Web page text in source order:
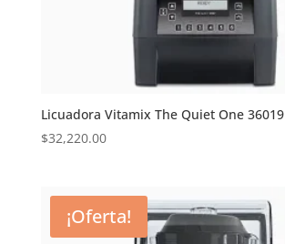
Licuadora Vitamix The Quiet One 36019
$32,220.00
¡Oferta!